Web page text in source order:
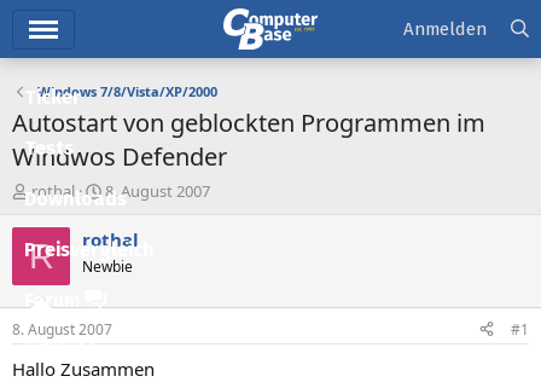
Ticker
Tests
Downloads
Preisvergleich
Forum
Aktuelles
Anmelden
Windows 7/8/Vista/XP/2000
Autostart von geblockten Programmen im
Windwos Defender
E
r
s
t
l
e
r
rothal
E
r
s
e
l
t
a
8. August 2007
R rothal
Newbie
8. August 2007 #1
Hallo Zusammen